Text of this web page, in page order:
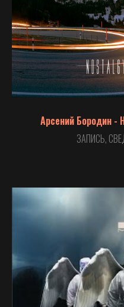
Арсений Бородин -
ЗАПИСЬ,